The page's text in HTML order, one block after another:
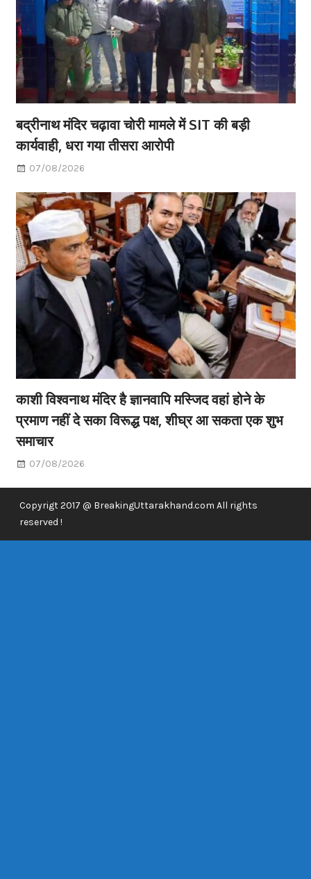
बद्रीनाथ मंदिर चढ़ावा चोरी मामले में SIT की बड़ी
कार्यवाही, धरा गया तीसरा आरोपी
07/08/2026
काशी विश्वनाथ मंदिर है ज्ञानवापि मस्जिद वहां होने के
प्रमाण नहीं दे सका विरूद्ध पक्ष, शीघ्र आ सकता एक शुभ
समाचार
07/08/2026
Copyrigt 2017 @ BreakingUttarakhand.com All rights
reserved !